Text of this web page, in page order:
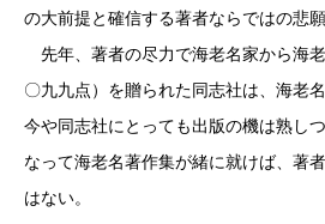
の大前提と確信する著者ならではの悲願
先年、著者の尽力で海老名家から海
〇九九点）を贈られた同志社は、海老
今や同志社にとっても出版の機は熟し
なって海老名著作集が緒に就けば、著
はない。